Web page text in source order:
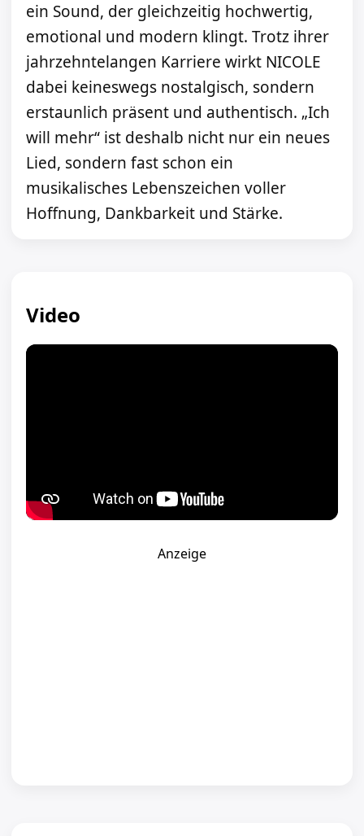
ein Sound, der gleichzeitig hochwertig,
emotional und modern klingt. Trotz ihrer
jahrzehntelangen Karriere wirkt NICOLE
dabei keineswegs nostalgisch, sondern
erstaunlich präsent und authentisch. „Ich
will mehr“ ist deshalb nicht nur ein neues
Lied, sondern fast schon ein
musikalisches Lebenszeichen voller
Hoffnung, Dankbarkeit und Stärke.
Video
Anzeige